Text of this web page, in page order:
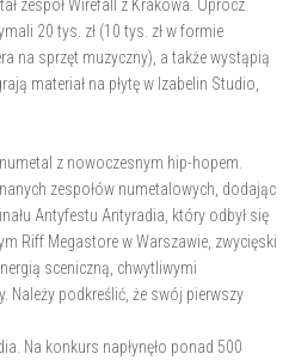
zespół Wirefall z Krakowa. Oprócz
20 tys. zł (10 tys. zł w formie
na sprzęt muzyczny), a także wystąpią
materiał na płytę w Izabelin Studio,
z nowoczesnym hip-hopem.
zespołów numetalowych, dodając
Antyfestu Antyradia, który odbył się
Riff Megastore w Warszawie, zwycięski
sceniczną, chwytliwymi
Należy podkreślić, że swój pierwszy
Na konkurs napłynęło ponad 500